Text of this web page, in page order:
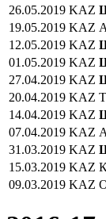
26.05.2019 KAZ
19.05.2019 KAZ
12.05.2019 KAZ
01.05.2019 KAZ
27.04.2019 KAZ
20.04.2019 KAZ
14.04.2019 KAZ
07.04.2019 KAZ
31.03.2019 KAZ
15.03.2019 KAZ
09.03.2019 KAZ